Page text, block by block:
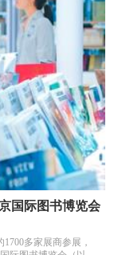
国际图书博览会
多家展商参展，